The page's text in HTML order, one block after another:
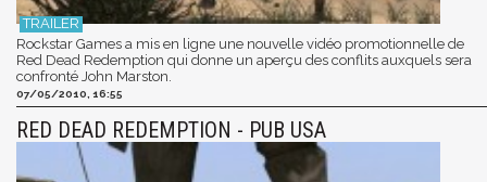
Rockstar Games a mis en ligne une nouvelle vidéo promotionnelle de
Red Dead Redemption qui donne un aperçu des conflits auxquels sera
confronté John Marston.
07/05/2010, 16:55
RED DEAD REDEMPTION - PUB USA